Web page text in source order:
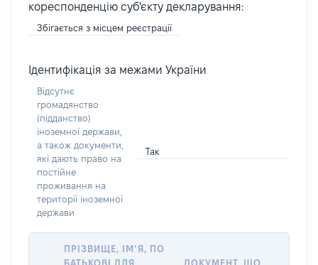
кореспонденцію суб'єкту декларування:
Збігається з місцем реєстрації
Ідентифікація за межами України
Відсутнє
громадянство
(підданство)
іноземної держави,
а також документи,
які дають право на
постійне
проживання на
території іноземної
держави
Так
ПРІЗВИЩЕ, ІМ’Я, ПО
БАТЬКОВІ ДЛЯ
ДОКУМЕНТ, ЩО